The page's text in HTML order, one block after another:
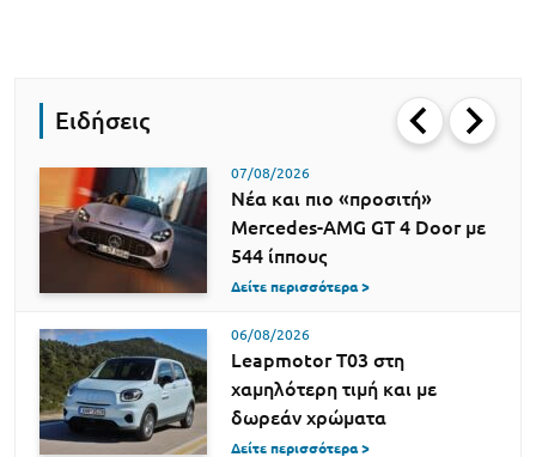
Ειδήσεις
07/08/2026
Νέα και πιο «προσιτή»
Mercedes-AMG GT 4 Door με
544 ίππους
Δείτε περισσότερα >
06/08/2026
Leapmotor T03 στη
χαμηλότερη τιμή και με
δωρεάν χρώματα
Δείτε περισσότερα >